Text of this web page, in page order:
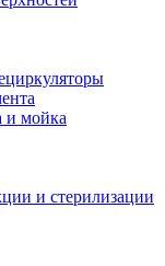
и мойка
и стерилизации